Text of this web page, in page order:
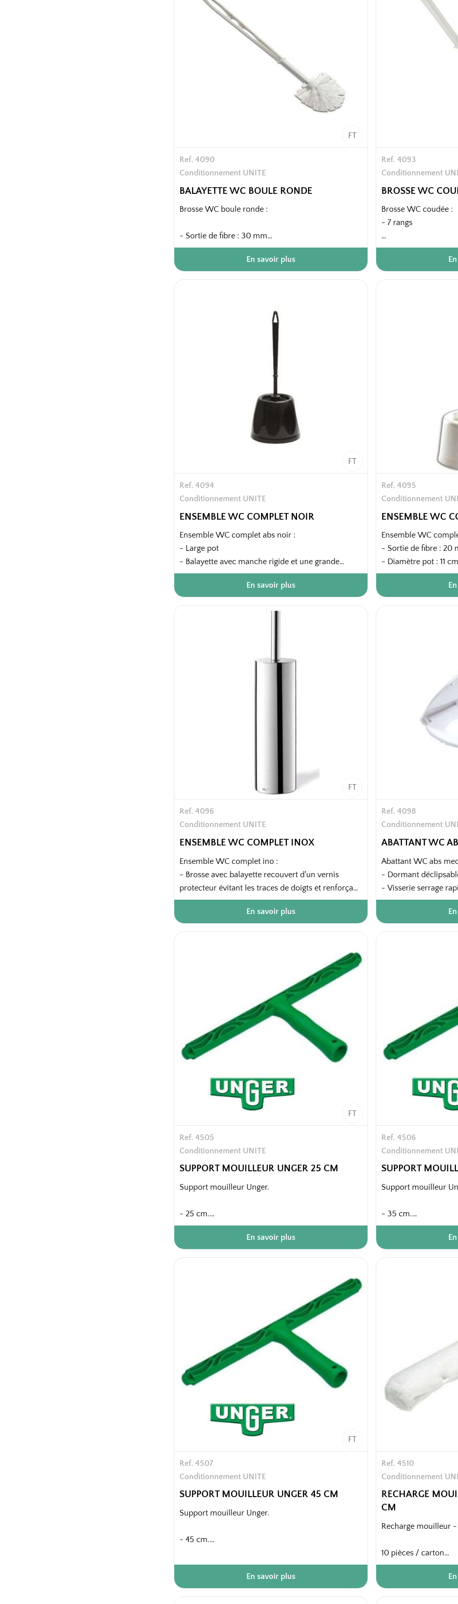
FT
Ref. 4090
Conditionnement UNITE
BALAYETTE WC BOULE RONDE
Brosse WC boule ronde :
- Sortie de fibre : 30 mm
En savoir plus
Ref. 4093
Conditionnement
BROSSE WC
Brosse WC coudée :
- 7 rangs
40 pièces / carton
48 cartons / palette
FT
Ref. 4094
Conditionnement UNITE
ENSEMBLE WC COMPLET NOIR
Ensemble WC complet abs noir :
- Large pot
- Balayette avec manche rigide et une grande
quantité de fibres
En savoir plus
Ref. 4095
Conditionnement
ENSEMBLE WC
Ensemble WC
- Sortie de fibre : 20
- Diamètre pot : 11 cm
FT
Ref. 4096
Conditionnement UNITE
ENSEMBLE WC COMPLET INOX
Ensemble WC complet ino :
- Brosse avec balayette recouvert d'un vernis
protecteur évitant les traces de doigts et renforçant
la protection anti-corrosion
- Petit pot à l'intérieur pour la brosse en
En savoir plus
Ref. 4098
Conditionnement
ABATTANT WC
Abattant WC abs
- Dormant
- Visserie serrage
Attention : produit
FT
Ref. 4505
Conditionnement UNITE
SUPPORT MOUILLEUR UNGER 25 CM
Support mouilleur Unger.
- 25 cm.
En savoir plus
Ref. 4506
Conditionnement
SUPPORT
Support mouilleur
- 35 cm.
FT
Ref. 4507
Conditionnement UNITE
SUPPORT MOUILLEUR UNGER 45 CM
Support mouilleur Unger.
- 45 cm.
10 pièces / carton
1970 pièces / paletteEn savoir plus
Ref. 4510
Conditionnement
RECHARGE
CM
Recharge mouilleur
10 pièces / carton
40 colis / palette